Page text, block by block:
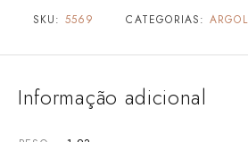
SKU: 5569 CATEGORIAS:
Informação adicional